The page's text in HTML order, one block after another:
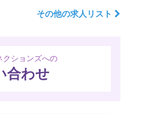
その他の求人リスト
クションズへの
合わせ